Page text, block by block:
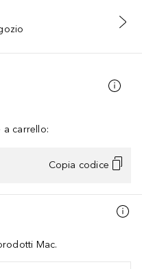
a carrello:
Copia codice
Mac.